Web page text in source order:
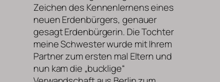
Zeichen des Kennenlernens eines
neuen Erdenbürgers, genauer
gesagt Erdenbürgerin. Die Tochter
meine Schwester wurde mit Ihrem
Partner zum ersten mal Eltern und
nun kam die „bucklige“